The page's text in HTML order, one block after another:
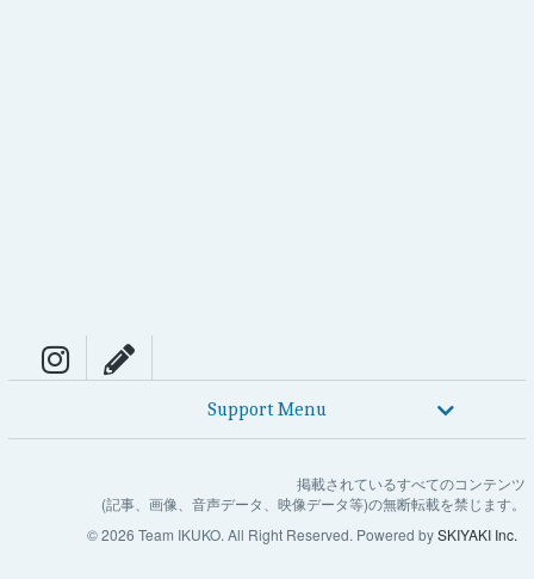
Support Menu
掲載されているすべてのコンテンツ
(記事、画像、音声データ、映像データ等)の無断転載を禁じます。
© 2026 Team IKUKO. All Right Reserved. Powered bySKIYAKI Inc.